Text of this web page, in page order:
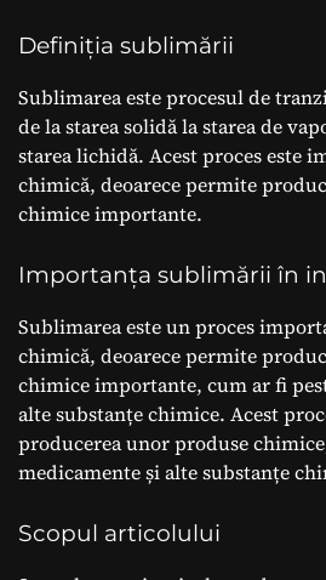
Definiția sublimării
Sublimarea este procesul de
de la starea solidă la starea de
starea lichidă. Acest proces este
chimică, deoarece permite
chimice importante.
Importanța sublimării în
Sublimarea este un proces
chimică, deoarece permite
chimice importante, cum ar fi
alte substanțe chimice. Acest
producerea unor produse
medicamente și alte substanțe
Scopul articolului